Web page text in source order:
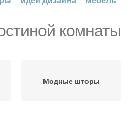
комнаты
Модные шторы